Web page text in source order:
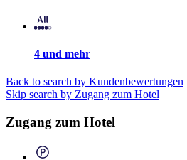
4 und mehr
Back to search by Kundenbewertungen
Skip search by Zugang zum Hotel
Zugang zum Hotel